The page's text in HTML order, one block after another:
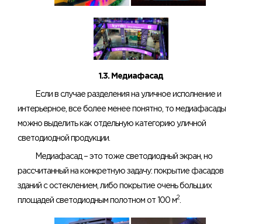
1.3. Медиафасад
Если в случае разделения на уличное исполнение и
интерьерное, все более менее понятно, то медиафасады
можно выделить как отдельную категорию уличной
светодиодной продукции.
Медиафасад – это тоже светодиодный экран, но
рассчитанный на конкретную задачу: покрытие фасадов
зданий с остеклением, либо покрытие очень больших
площадей светодиодным полотном от 100 м2